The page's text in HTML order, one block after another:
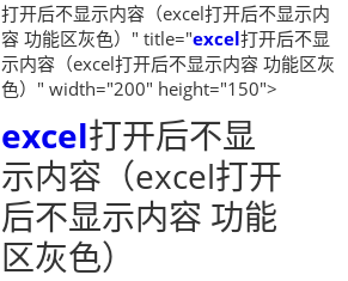
打开后不显示内容（excel打开后不显示内
容 功能区灰色）" title="excel打开后不显
示内容（excel打开后不显示内容 功能区灰
色）" width="200" height="150">
excel打开后不显
示内容（excel打开
后不显示内容 功能
区灰色）